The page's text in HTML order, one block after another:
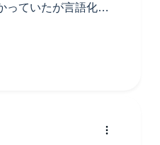
っていたが言語化す